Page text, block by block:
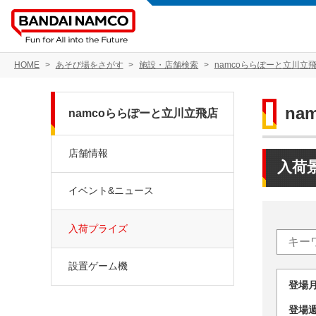
HOME あそび場をさがす 施設・店舗検索 namcoららぽーと立川立
入荷
登
登
namcoららぽーと立川立飛店
店舗情報
イベント&ニュース
入荷プライズ
設置ゲーム機